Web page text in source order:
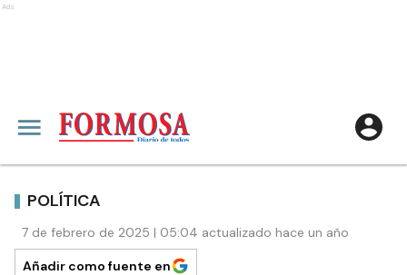
Ads
POLÍTICA
7 de febrero de 2025 | 05:04 actualizado hace un año
Añadir como fuente en